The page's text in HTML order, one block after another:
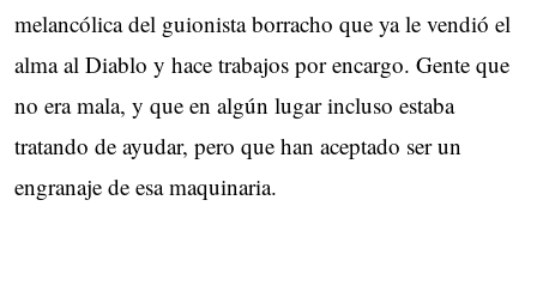
melancólica del guionista borracho que ya le vendió el
alma al Diablo y hace trabajos por encargo. Gente que
no era mala, y que en algún lugar incluso estaba
tratando de ayudar, pero que han aceptado ser un
engranaje de esa maquinaria.